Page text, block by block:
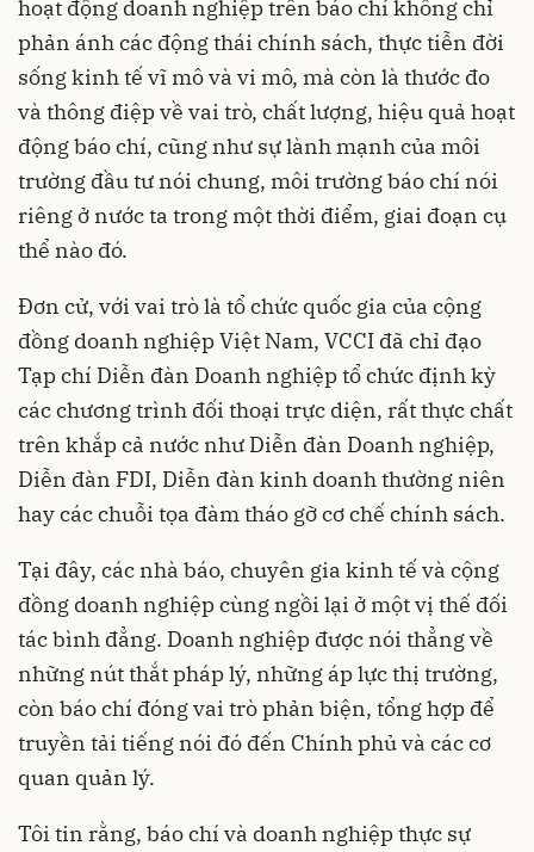
hoạt động doanh nghiệp trên báo chí không chỉ
phản ánh các động thái chính sách, thực tiễn đời
sống kinh tế vĩ mô và vi mô, mà còn là thước đo
và thông điệp về vai trò, chất lượng, hiệu quả hoạt
động báo chí, cũng như sự lành mạnh của môi
trường đầu tư nói chung, môi trường báo chí nói
riêng ở nước ta trong một thời điểm, giai đoạn cụ
thể nào đó.
Đơn cử, với vai trò là tổ chức quốc gia của cộng
đồng doanh nghiệp Việt Nam, VCCI đã chỉ đạo
Tạp chí Diễn đàn Doanh nghiệp tổ chức định kỳ
các chương trình đối thoại trực diện, rất thực chất
trên khắp cả nước như Diễn đàn Doanh nghiệp,
Diễn đàn FDI, Diễn đàn kinh doanh thường niên
hay các chuỗi tọa đàm tháo gỡ cơ chế chính sách.
Tại đây, các nhà báo, chuyên gia kinh tế và cộng
đồng doanh nghiệp cùng ngồi lại ở một vị thế đối
tác bình đẳng. Doanh nghiệp được nói thẳng về
những nút thắt pháp lý, những áp lực thị trường,
còn báo chí đóng vai trò phản biện, tổng hợp để
truyền tải tiếng nói đó đến Chính phủ và các cơ
quan quản lý.
Tôi tin rằng, báo chí và doanh nghiệp thực sự